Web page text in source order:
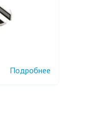
Подробнее